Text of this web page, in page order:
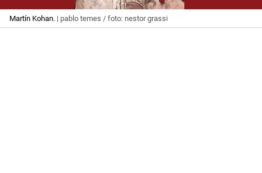
Martín Kohan. | pablo temes / foto: nestor grassi